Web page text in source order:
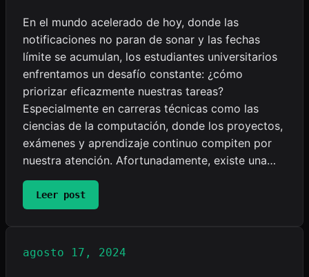
En el mundo acelerado de hoy, donde las
notificaciones no paran de sonar y las fechas
límite se acumulan, los estudiantes universitarios
enfrentamos un desafío constante: ¿cómo
priorizar eficazmente nuestras tareas?
Especialmente en carreras técnicas como las
ciencias de la computación, donde los proyectos,
exámenes y aprendizaje continuo compiten por
nuestra atención. Afortunadamente, existe una…
Leer post:
Domina
con
agosto 17, 2024